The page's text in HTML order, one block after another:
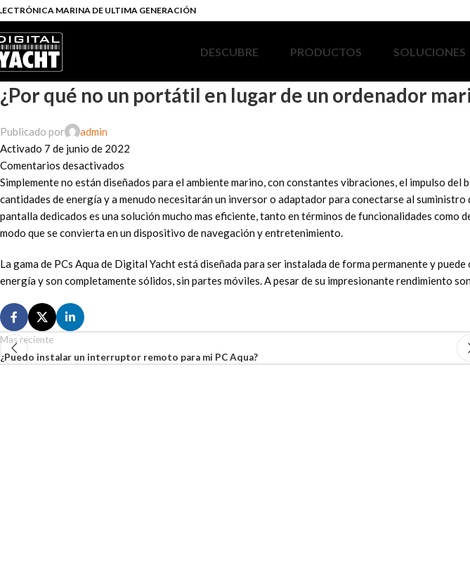
MARINA DE ULTIMA GENERACIÓN
DESCUBRE PRODUCTOS SOLUCIONES
¿Por qué no un portátil en lugar de un ordenador
Publicado por
admin
Activado 7 de junio de 2022
Comentarios desactivados
Simplemente no están diseñados para el ambiente marino, con constantes vibraciones, el impulso
cantidades de energía y a menudo necesitarán un inversor o adaptador para conectarse al
pantalla dedicados es una solución mucho mas eficiente, tanto en términos de funcionalidades
modo que se convierta en un dispositivo de navegación y entretenimiento.
La gama de PCs Aqua de Digital Yacht está diseñada para ser instalada de forma permanente y
energía y son completamente sólidos, sin partes móviles. A pesar de su impresionante rendimiento
Mas reciente
¿Puedo instalar un interruptor remoto para mi PC Aqua?